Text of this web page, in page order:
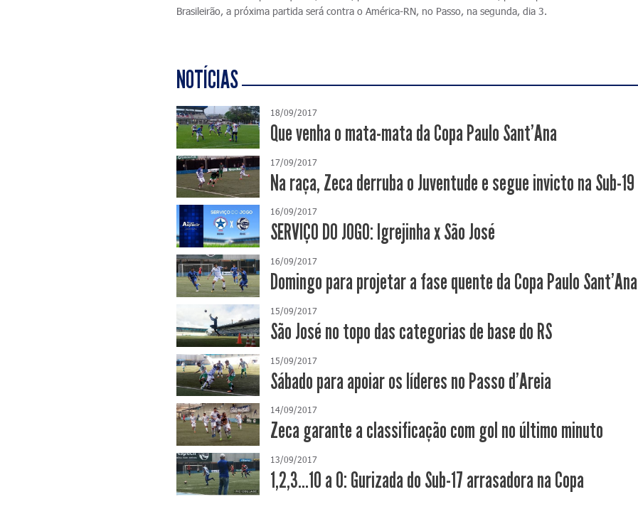
Brasileirão, a próxima partida será contra o América-RN, no Passo, na segunda, dia 3.
NOTÍCIAS
18/09/2017
Que venha o mata-mata da Copa Paulo Sant'Ana
17/09/2017
Na raça, Zeca derruba o Juventude e segue invicto na Sub-19
16/09/2017
SERVIÇO DO JOGO: Igrejinha x São José
16/09/2017
Domingo para projetar a fase quente da Copa Paulo Sant'Ana
15/09/2017
São José no topo das categorias de base do RS
15/09/2017
Sábado para apoiar os líderes no Passo d'Areia
14/09/2017
Zeca garante a classificação com gol no último minuto
13/09/2017
1,2,3...10 a 0: Gurizada do Sub-17 arrasadora na Copa